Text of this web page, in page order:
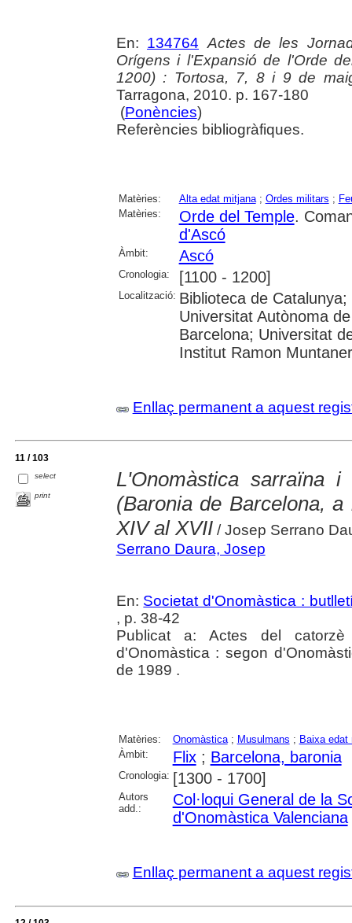
En: 134764 Actes de les
Orígens i l'Expansió de l'Orde
1200) : Tortosa, 7, 8 i 9 de
Tarragona, 2010. p. 167-180
(Ponències)
Referències bibliogràfiques.
Matèries: Alta edat mitjana; Ordes militars ;
Matèries:
Orde del Temple.
d'Ascó
Àmbit: Ascó
Cronologia: [1100 - 1200]
Localització: Biblioteca de
Universitat Autònoma
Barcelona; Universitat
Institut Ramon Muntaner
Enllaç permanent a aquest
11 / 103
select
print
L'Onomàstica sarraïna
(Baronia de Barcelona,
XIV al XVII / Josep Serrano
Serrano Daura, Josep
En: Societat d'Onomàstica :
, p. 38-42
Publicat a: Actes del
d'Onomàstica : segon
de 1989 .
Matèries: Onomàstica; Musulmans ; Baixa edat
Àmbit:
Flix; Barcelona, baronia
Cronologia: [1300 - 1700]
Autors
add.:
Col·loqui General de la
d'Onomàstica Valenciana
Enllaç permanent a aquest